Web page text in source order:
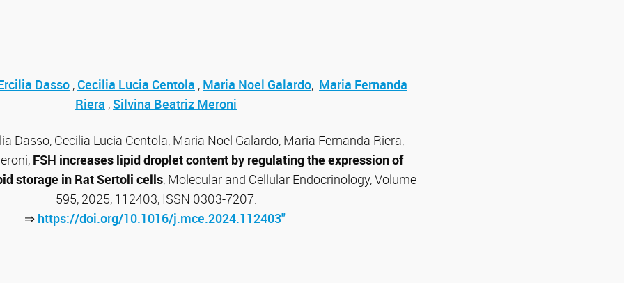
Dasso , Cecilia Lucia Centola , Maria Noel Galardo, Maria Fernanda
Riera ,Silvina Beatriz Meroni
Dasso, Cecilia Lucia Centola, Maria Noel Galardo, Maria Fernanda Riera,
FSH increases lipid droplet content by regulating the expression of
storage in Rat Sertoli cells, Molecular and Cellular Endocrinology, Volume
595, 2025, 112403, ISSN 0303-7207.
⇒ https://doi.org/10.1016/j.mce.2024.112403"